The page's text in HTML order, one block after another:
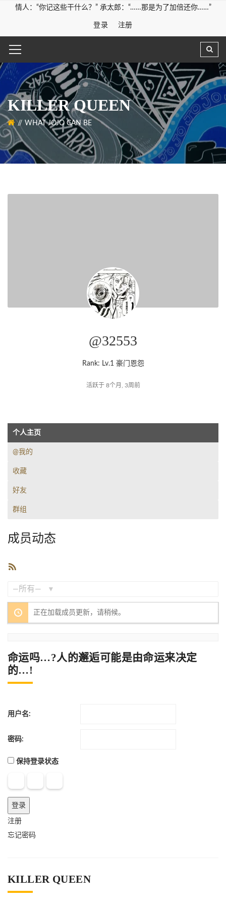
情人：“你记这些干什么？” 承太郎：“……那是为了加倍还你……”
登录 注册
KILLER QUEEN
WHAT JOJO CAN BE
@32553
Rank: Lv.1 豪门恩怨
活跃于 8个月, 3周前
个人主页
@我的
收藏
好友
群组
成员动态
阅
正在加载成员更新，请稍候。
命运吗…?人的邂逅可能是由命运来决定
的…!
用户名:
密码:
保持登录状态
登录
注册
忘记密码
KILLER QUEEN